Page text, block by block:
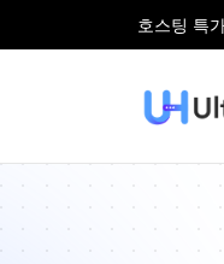
호스팅 특